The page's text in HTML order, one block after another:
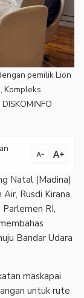
pemilik Lion
Kompleks
text_decrease text_increase
Natal (Madina)
Rusdi Kirana,
RI,
Bandar Udara
maskapai
untuk rute